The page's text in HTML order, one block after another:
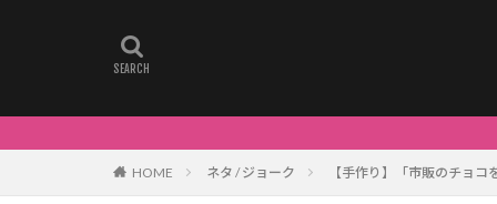
HOME ネタ / ジョーク 【手作り】「市販のチョ